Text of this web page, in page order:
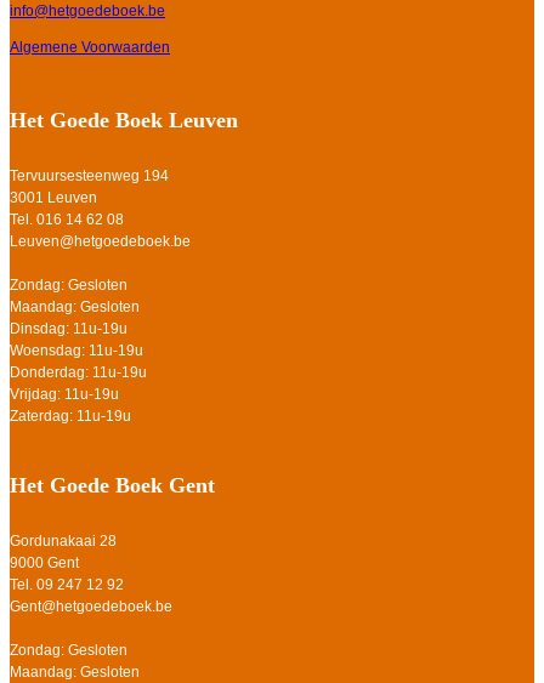
info@hetgoedeboek.be
Algemene Voorwaarden
Het Goede Boek Leuven
Tervuursesteenweg 194
3001 Leuven
Tel. 016 14 62 08
Leuven@hetgoedeboek.be
Zondag: Gesloten
Maandag: Gesloten
Dinsdag: 11u-19u
Woensdag: 11u-19u
Donderdag: 11u-19u
Vrijdag: 11u-19u
Zaterdag: 11u-19u
Het Goede Boek Gent
Gordunakaai 28
9000 Gent
Tel. 09 247 12 92
Gent@hetgoedeboek.be
Zondag: Gesloten
Maandag: Gesloten